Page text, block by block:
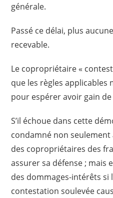
générale.
Passé ce délai, plus
recevable.
Le copropriétaire «
que les règles applicables
pour espérer avoir gain de
S’il échoue dans cette
condamné non
des copropriétaires des
assurer sa défense ; mais
des dommages-intérêts si
contestation soulevée